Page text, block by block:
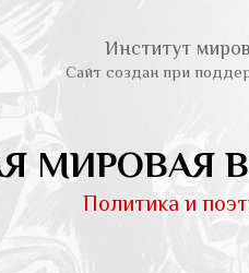
Институт
Сайт создан при
МИРОВАЯ
Политика и